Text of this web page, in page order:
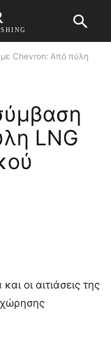
Chevron: Από πύλη
LNG
οι αιτιάσεις της